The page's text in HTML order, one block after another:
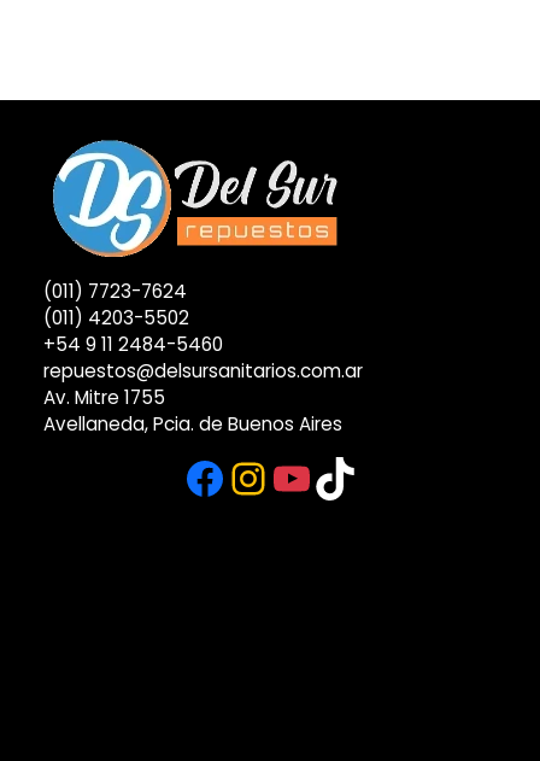
(011) 7723-7624
(011) 4203-5502
+54 9 11 2484-5460
repuestos@delsursanitarios.com.ar
Av. Mitre 1755
Avellaneda, Pcia. de Buenos Aires
Facebook
Instagram
YouTube
TikTok